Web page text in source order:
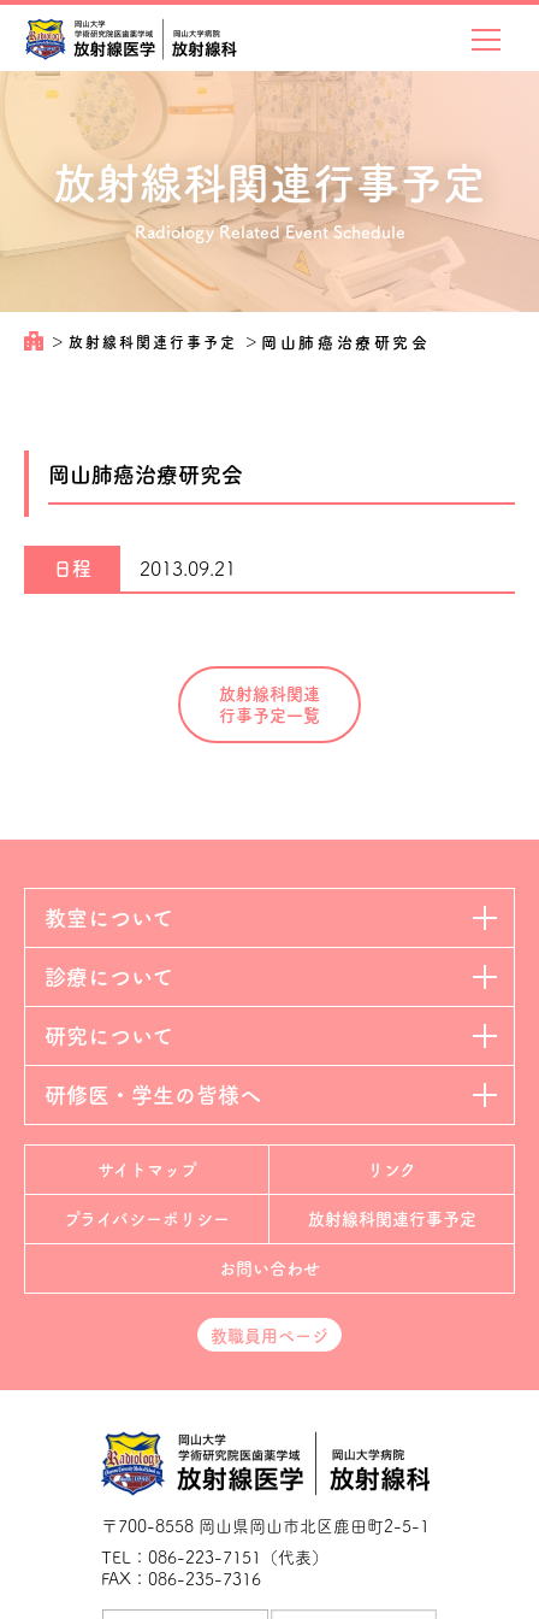
放射線科関連行事予定
Radiology Related Event Schedule
＞ 放射線科関連行事予定 ＞ 岡山肺癌治療研究会
岡山肺癌治療研究会
日程 2013.09.21
放射線科関連
行事予定一覧
教室について
診療について
研究について
研修医・学生の皆様へ
〒700-8558 岡山県岡山市北区鹿田町2-5-1
TEL：086-223-7151（代表）
FAX：086-235-7316
サイトマップ リンク
プライバシーポリシー 放射線科関連行事予定
お問い合わせ
教職員用ページ